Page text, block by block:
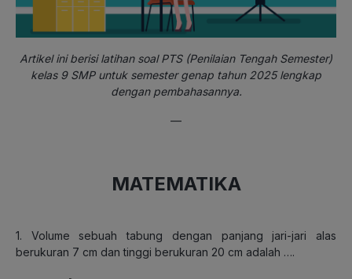
Artikel ini berisi latihan soal PTS (Penilaian Tengah Semester)
kelas 9 SMP untuk semester genap tahun 2025 lengkap
dengan pembahasannya.
—
MATEMATIKA
1. Volume sebuah tabung dengan panjang jari-jari alas
berukuran 7 cm dan tinggi berukuran 20 cm adalah ….